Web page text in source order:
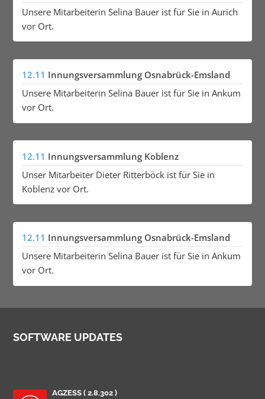
Unsere Mitarbeiterin Selina Bauer ist für Sie in Aurich
vor Ort.
12.11 Innungsversammlung Osnabrück-Emsland
Unsere Mitarbeiterin Selina Bauer ist für Sie in Ankum
vor Ort.
12.11 Innungsversammlung Koblenz
Unser Mitarbeiter Dieter Ritterböck ist für Sie in
Koblenz vor Ort.
12.11 Innungsversammlung Osnabrück-Emsland
Unsere Mitarbeiterin Selina Bauer ist für Sie in Ankum
vor Ort.
SOFTWARE UPDATES
AGZESS ( 2.8.302 )